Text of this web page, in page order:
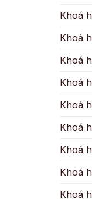
Khoá
Khoá
Khoá
Khoá
Khoá
Khoá
Khoá
Khoá
Khoá